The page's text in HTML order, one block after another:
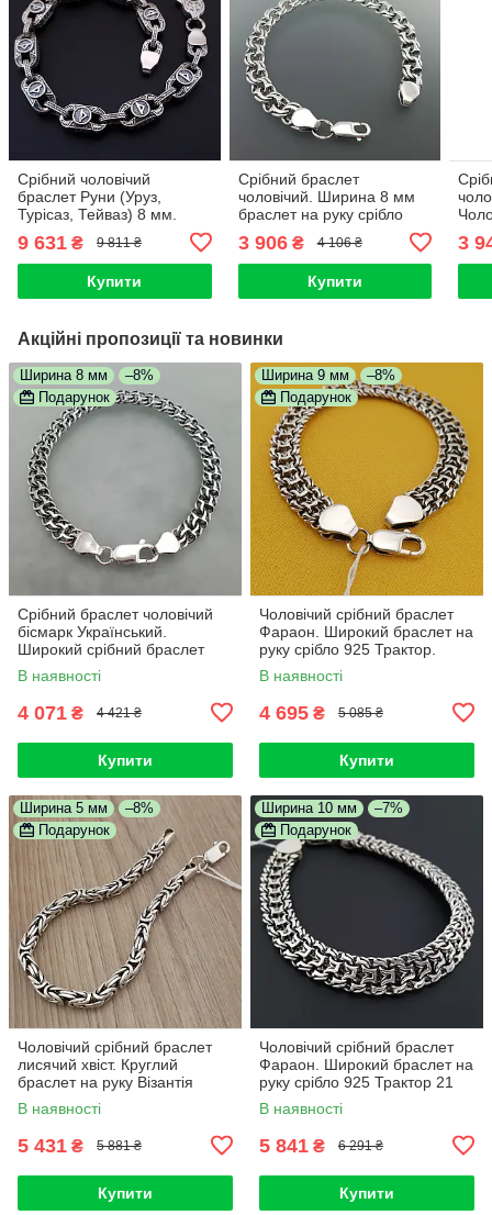
Срібний чоловічий
браслет Руни (Уруз,
Турісаз, Тейваз) 8 мм.
Браслет - оберіг на руку
срібний чоловічий. 22 см
9 631 ₴ 9 811 ₴
Купити
Срібний браслет
чоловічий. Ширина 8 мм
браслет на руку срібло
925 бісмарк. Довжина 20
см
3 906₴ 4 106 ₴
Купити
3
Акційні пропозиції та новинки
Ширина 8 мм
–8%
Подарунок
Срібний браслет чоловічий
бісмарк Український.
Широкий срібний браслет
чоловічий 8 мм. 21 см
В наявності
4 071 ₴ 4 421 ₴
Купити
Ширина 9 мм
–8%
Подарунок
Чоловічий срібний браслет
Фараон. Широкий браслет на
руку срібло 925 Трактор.
Ширина 9 мм. 22 розмір
В наявності
4 695 ₴ 5 085 ₴
Купити
Ширина 5 мм
–8%
Подарунок
Чоловічий срібний браслет
лисячий хвіст. Круглий
браслет на руку Візантія
чорнене срібло 925 21 см
В наявності
5 431 ₴ 5 881 ₴
Купити
Ширина 10 мм
–7%
Подарунок
Чоловічий срібний браслет
Фараон. Широкий браслет на
руку срібло 925 Трактор 21
розмір
В наявності
5 841 ₴ 6 291 ₴
Купити